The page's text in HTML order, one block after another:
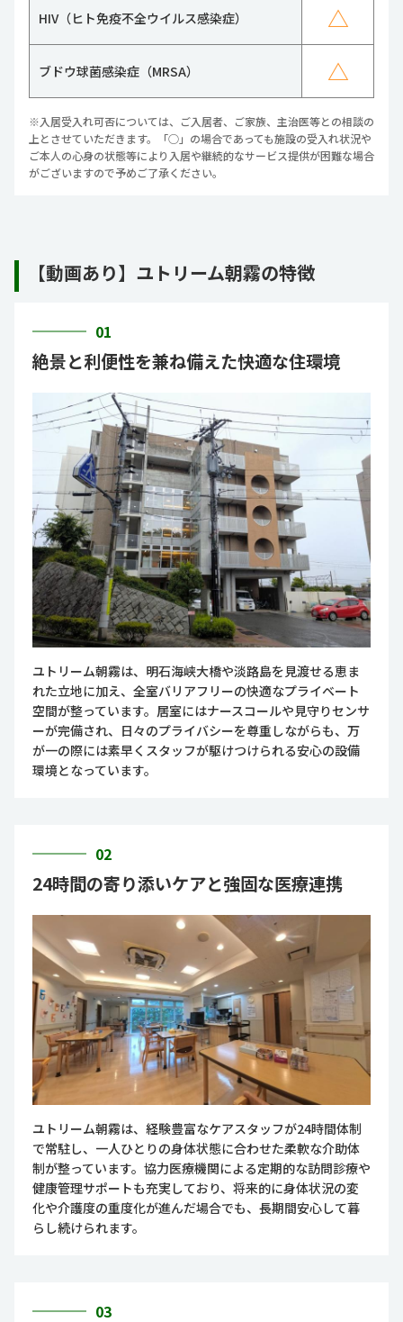
HIV（ヒト免疫不全ウイルス感染症） △
ブドウ球菌感染症（MRSA） △
※入居受入れ可否については、ご入居者、ご家族、主治医等との相談の
上とさせていただきます。「○」の場合であっても施設の受入れ状況や
ご本人の心身の状態等により入居や継続的なサービス提供が困難な場合
がございますので予めご了承ください。
【動画あり】ユトリーム朝霧の特徴
01
絶景と利便性を兼ね備えた快適な住環境
ユトリーム朝霧は、明石海峡大橋や淡路島を見渡せる恵ま
れた立地に加え、全室バリアフリーの快適なプライベート
空間が整っています。居室にはナースコールや見守りセンサ
ーが完備され、日々のプライバシーを尊重しながらも、万
が一の際には素早くスタッフが駆けつけられる安心の設備
環境となっています。
02
24時間の寄り添いケアと強固な医療連携
ユトリーム朝霧は、経験豊富なケアスタッフが24時間体制
で常駐し、一人ひとりの身体状態に合わせた柔軟な介助体
制が整っています。協力医療機関による定期的な訪問診療や
健康管理サポートも充実しており、将来的に身体状況の変
化や介護度の重度化が進んだ場合でも、長期間安心して暮
らし続けられます。
03